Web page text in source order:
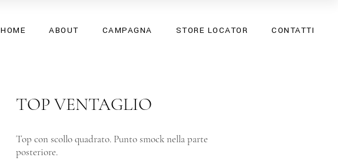
HOME ABOUT CAMPAGNA
SPRING SUMMER 25
STORE LOCATOR CONTATTI
TOP VENTAGLIO
Top con scollo quadrato. Punto smock nella parte
posteriore.